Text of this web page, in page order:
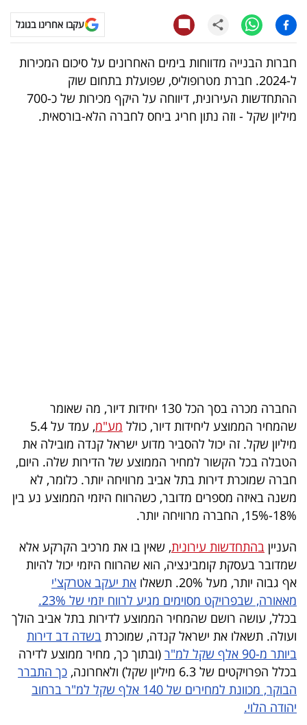
עסקי
ספורט
קריירה
ולימודים
המילון
הכלכלי
פודקאסט
40
UNDER
40
שיתופי
פעולה
דרושים
ניוזלטרים
עקבו אחרינו בגוגל
חברות הבנייה מדווחות בימים האחרונים על סיכום המכירות
ל-2024. חברת מטרופוליס, שפועלת בתחום שוק
ההתחדשות העירונית, דיווחה על היקף מכירות של כ-700
מיליון שקל - וזה נתון חריג ביחס לחברה הלא-בורסאית.
החברה מכרה בסך הכל 130 יחידות דיור, מה שאומר
שהמחיר הממוצע ליחידות דיור, כולל מע"מ
, עמד על 5.4
מיליון שקל. זה יכול להסביר מדוע ישראל קנדה מובילה את
הטבלה בכל הקשור למחיר הממוצע של הדירות שלה. היום,
חברה שמוכרת דירות בתל אביב מרוויחה יותר. כלומר, לא
משנה באיזה מספרים מדובר, כשהרווח היזמי הממוצע נע בין
18%-15%, החברה מרוויחה יותר.
העניין בהתחדשות עירונית, שאין בו את מרכיב הקרקע אלא
שמדובר בעסקת קומבינציה, הוא שהרווח היזמי יכול להיות
אף גבוה יותר, מעל 20%. תשאלו
את יעקב אטרקצ'י
מאאורה, שבפרויקט מסוימים מגיע לרווח יזמי של 23%.
בכלל, עושה רושם שהמחיר הממוצע לדירות בתל אביב הולך
ועולה. תשאלו את ישראל קנדה, שמוכרת בשדה דב דירות
ביותר מ-90 אלף שקל למ"ר
(ובתוך כך, מחיר ממוצע לדירה
בכלל הפרויקטים של 6.3 מיליון שקל) ולאחרונה,
כך התברר
הבוקר, מכוונת למחירים של 140 אלף שקל למ"ר ברחוב
יהודה הלוי.